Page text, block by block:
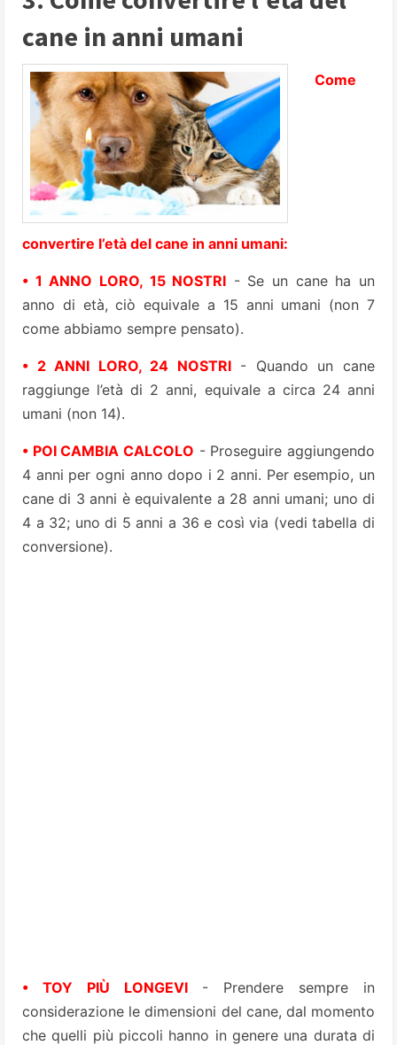
cane in anni umani
Come
convertire l’età del cane in anni umani:
• 1 ANNO LORO, 15 NOSTRI - Se un cane ha un
anno di età, ciò equivale a 15 anni umani (non 7
come abbiamo sempre pensato).
• 2 ANNI LORO, 24 NOSTRI- Quando un cane
raggiunge l’età di 2 anni, equivale a circa 24 anni
umani (non 14).
• POI CAMBIA CALCOLO - Proseguire aggiungendo
4 anni per ogni anno dopo i 2 anni. Per esempio, un
cane di 3 anni è equivalente a 28 anni umani; uno di
4 a 32; uno di 5 anni a 36 e così via (vedi tabella di
conversione).
• TOY PIÙ LONGEVI- Prendere sempre in
considerazione le dimensioni del cane, dal momento
che quelli più piccoli hanno in genere una durata di